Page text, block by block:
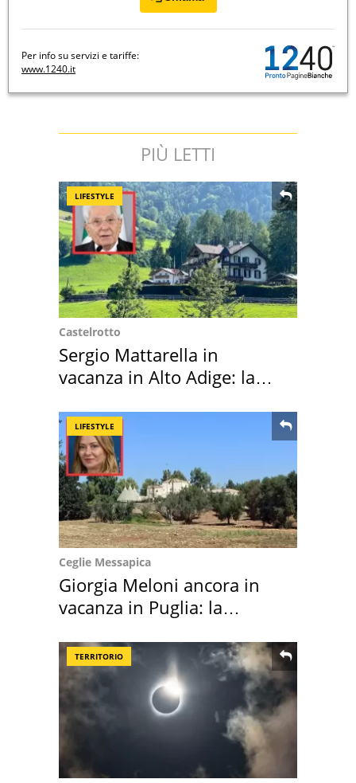
Per info su servizi e tariffe:
www.1240.it
PIÙ LETTI
LIFESTYLE
Castelrotto
Sergio Mattarella in
vacanza in Alto Adige: la
LIFESTYLE
Ceglie Messapica
Giorgia Meloni ancora in
vacanza in Puglia: la
TERRITORIO